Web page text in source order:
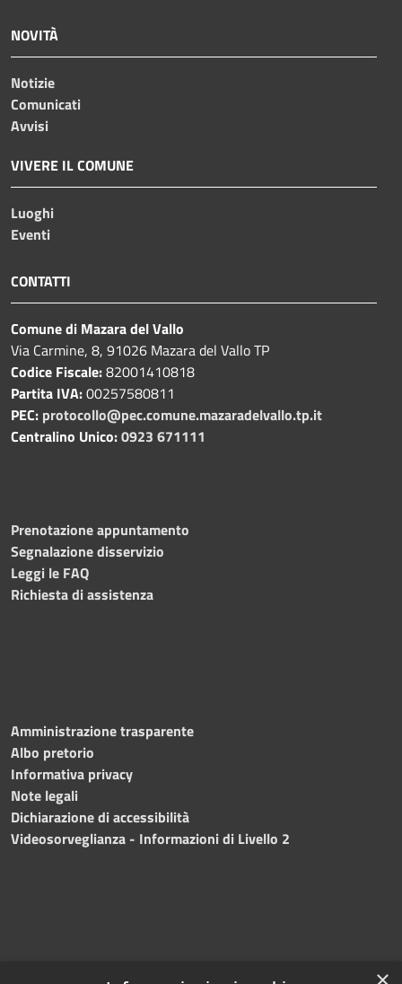
NOVITÀ
Notizie
Comunicati
Avvisi
VIVERE IL COMUNE
Luoghi
Eventi
CONTATTI
Comune di Mazara del Vallo
Via Carmine, 8, 91026 Mazara del Vallo TP
Codice Fiscale:82001410818
Partita IVA:00257580811
PEC: protocollo@pec.comune.mazaradelvallo.tp.it
Centralino Unico:0923 671111
Prenotazione appuntamento
Segnalazione disservizio
Leggi le FAQ
Richiesta di assistenza
Amministrazione trasparente
Albo pretorio
Informativa privacy
Note legali
Dichiarazione di accessibilità
Videosorveglianza - Informazioni di Livello 2